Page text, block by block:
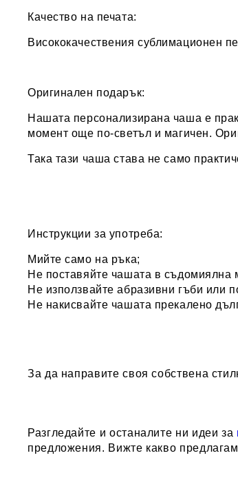
Качество на печата:
Висококачествения сублимационен
Оригинален подарък:
Нашата персонализирана чаша е
момент още по-светъл и магичен.
Така тази чаша става не само
Инструкции за употреба:
Мийте само на ръка;
Не поставяйте чашата в съдомиялна
Не използвайте абразивни гъби или
Не накисвайте чашата прекалено
За да направите своя собствена
Разгледайте и останалите ни идеи за
предложения. Вижте какво